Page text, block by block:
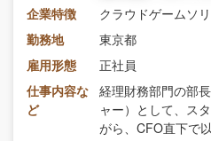
企業特徴
クラウドゲームソ
勤務地
東京都
雇用形態
正社員
仕事内容な
ど
経理財務部門の部
ャー）として、ス
がら、CFO直下で